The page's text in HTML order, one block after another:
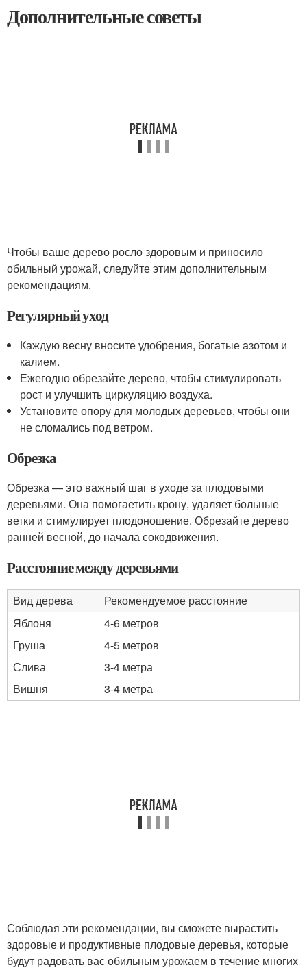
Дополнительные советы
Чтобы ваше дерево росло здоровым и приносило
обильный урожай, следуйте этим дополнительным
рекомендациям.
Регулярный уход
Каждую весну вносите удобрения, богатые азотом и
калием.
Ежегодно обрезайте дерево, чтобы стимулировать
рост и улучшить циркуляцию воздуха.
Установите опору для молодых деревьев, чтобы они
не сломались под ветром.
Обрезка
Обрезка — это важный шаг в уходе за плодовыми
деревьями. Она помогаетить крону, удаляет больные
ветки и стимулирует плодоношение. Обрезайте дерево
ранней весной, до начала сокодвижения.
Расстояние между деревьями
Вид дерева
Рекомендуемое расстояние
Яблоня
4-6 метров
Груша
4-5 метров
Слива
3-4 метра
Вишня
3-4 метра
Соблюдая эти рекомендации, вы сможете вырастить
здоровые и продуктивные плодовые деревья, которые
будут радовать вас обильным урожаем в течение многих